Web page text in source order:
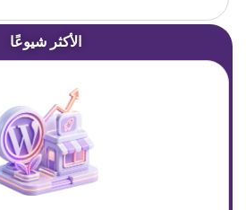
الأكثر شيوعًا